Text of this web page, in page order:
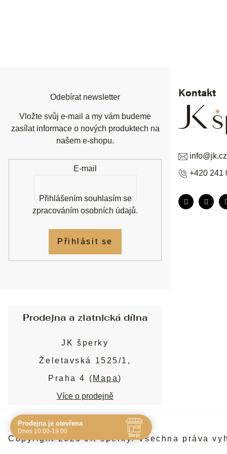
Kontakt
info@jk.cz
+420 241
Odebírat newsletter
Vložte svůj e-mail a my vám budeme
zasílat informace o nových produktech na
našem e-shopu.
E-mail
Přihlášením souhlasím se
zpracováním osobních údajů.
Přihlásit se
Prodejna a zlatnická dílna
JK šperky
Želetavská 1525/1,
Praha 4 ( Mapa)
Více o prodejně
Copyright 2026JK šperky. Všechna práva
Prodejna je otevřena
Dnes 10:00-19:00
Skrýt
Navštivte nás osobně
Čas Pauza